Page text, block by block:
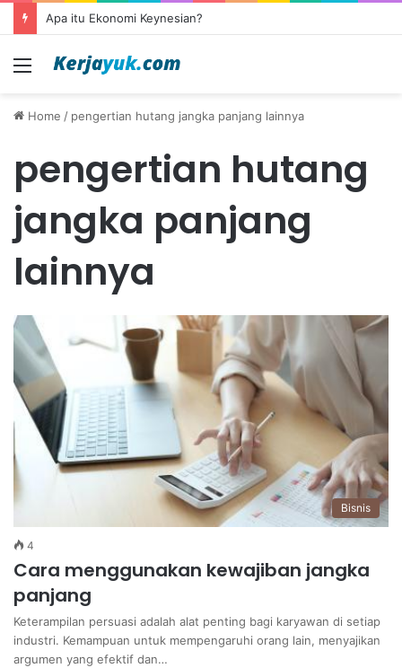
Apa itu Ekonomi Keynesian?
Menu
Home / pengertian hutang jangka panjang lainnya
pengertian hutang
jangka panjang
lainnya
Bisnis
4
Cara menggunakan kewajiban jangka
panjang
Keterampilan persuasi adalah alat penting bagi karyawan di setiap
industri. Kemampuan untuk mempengaruhi orang lain, menyajikan
argumen yang efektif dan…